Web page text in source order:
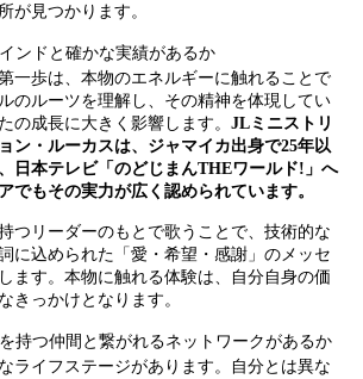
が見つかります。
ンドと確かな実績があるか
一歩は、本物のエネルギーに触れることで
のルーツを理解し、その精神を体現してい
の成長に大きく影響します。 JLミニストリ
ン・ルーカスは、ジャマイカ出身で25年以
日本テレビ「のどじまんTHEワールド!」へ
でもその実力が広く認められています。
つリーダーのもとで歌うことで、技術的な
に込められた「愛・希望・感謝」のメッセ
ます。本物に触れる体験は、自分自身の価
きっかけとなります。
持つ仲間と繋がれるネットワークがあるか
ライフステージがあります。自分とは異な